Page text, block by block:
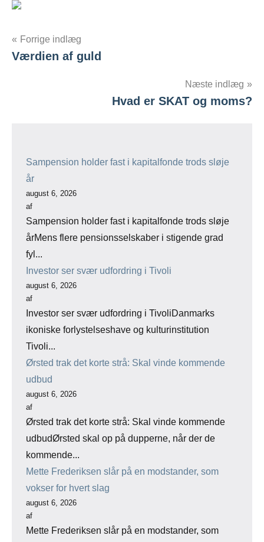
Indlægsnavigation
Forrige indlæg
Værdien af guld
Næste indlæg
Hvad er SKAT og moms?
Sampension holder fast i kapitalfonde trods sløje
år
august 6, 2026
af
Sampension holder fast i kapitalfonde trods sløje
årMens flere pensionsselskaber i stigende grad
fyl...
Investor ser svær udfordring i Tivoli
august 6, 2026
af
Investor ser svær udfordring i TivoliDanmarks
ikoniske forlystelseshave og kulturinstitution
Tivoli...
Ørsted trak det korte strå: Skal vinde kommende
udbud
august 6, 2026
af
Ørsted trak det korte strå: Skal vinde kommende
udbudØrsted skal op på dupperne, når der de
kommende...
Mette Frederiksen slår på en modstander, som
vokser for hvert slag
august 6, 2026
af
Mette Frederiksen slår på en modstander, som